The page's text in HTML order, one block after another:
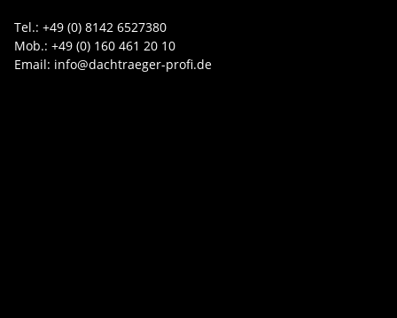
Tel.: +49 (0) 8142 6527380
Mob.: +49 (0) 160 461 20 10
Email: info@dachtraeger-profi.de